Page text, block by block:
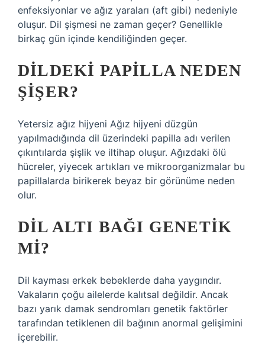
enfeksiyonlar ve ağız yaraları (aft gibi) nedeniyle
oluşur. Dil şişmesi ne zaman geçer? Genellikle
birkaç gün içinde kendiliğinden geçer.
DILDEKI PAPILLA NEDEN
ŞIŞER?
Yetersiz ağız hijyeni Ağız hijyeni düzgün
yapılmadığında dil üzerindeki papilla adı verilen
çıkıntılarda şişlik ve iltihap oluşur. Ağızdaki ölü
hücreler, yiyecek artıkları ve mikroorganizmalar bu
papillalarda birikerek beyaz bir görünüme neden
olur.
DIL ALTI BAĞI GENETIK
MI?
Dil kayması erkek bebeklerde daha yaygındır.
Vakaların çoğu ailelerde kalıtsal değildir. Ancak
bazı yarık damak sendromları genetik faktörler
tarafından tetiklenen dil bağının anormal gelişimini
içerebilir.